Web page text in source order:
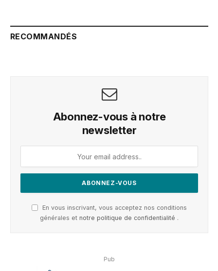
RECOMMANDÉS
Abonnez-vous à notre
newsletter
En vous inscrivant, vous acceptez nos conditions
générales et notre politique de confidentialité .
Pub